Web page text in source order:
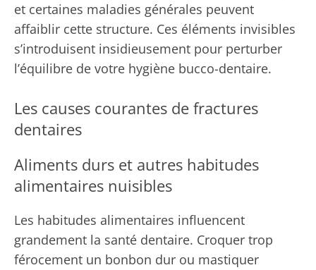
et certaines maladies générales peuvent
affaiblir cette structure. Ces éléments invisibles
s’introduisent insidieusement pour perturber
l’équilibre de votre hygiène bucco-dentaire.
Les causes courantes de fractures
dentaires
Aliments durs et autres habitudes
alimentaires nuisibles
Les habitudes alimentaires influencent
grandement la santé dentaire. Croquer trop
férocement un bonbon dur ou mastiquer